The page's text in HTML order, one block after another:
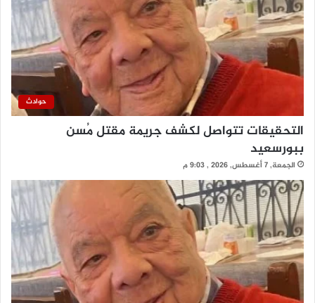
حوادث
التحقيقات تتواصل لكشف جريمة مقتل مُسن
ببورسعيد
الجمعة, 7 أغسطس, 2026 , 9:03 م